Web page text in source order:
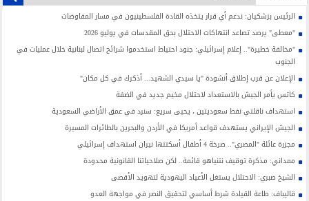
الرئيس بزشكيان: ندعم أي قرار يتخذه القادة الفلسطينيون في مسار المفاوضات
"معطى" يرصد تصاعد انتهاكات الاحتلال بحق المقدسات في يوليو 2026
"مخالفة خطيرة".. إعلام إسرائيلي: جنود احتياط استخدموا شرائح اتصال لبنانية خلال عمليات في
الجنوب
الإعلان عن قرب إطلاق أنشودة "يا سيدي الشهيد... أذكرك في كل مكان"
كاتس يأمر الجيش بالاستعداد لاحتلال مخيم جديد في الضفة
استهداف ناقلتي نفط سعوديتين ، يحيى سريع: سنرد في عمق الأراضي السعودية
الجيش الإيراني يستهدف قواعد أمريكا في الأردن والبحرين بالطائرات المسيرة
مجزرة عائلة "المصري".. صرخة 4 أطفال أسكتتها نيران استهداف إسرائيلي
ممداني: مذكرة توقيف نتنياهو قائمة.. لكن صلاحياتنا القانونية محدودة
الشيخ صبري: الاحتلال يستغل الأعياد اليهودية لتهويد الأقصى
قاليباف: طاعة القيادة شرط أساسي لتحقيق النصر في مواجهة العدو